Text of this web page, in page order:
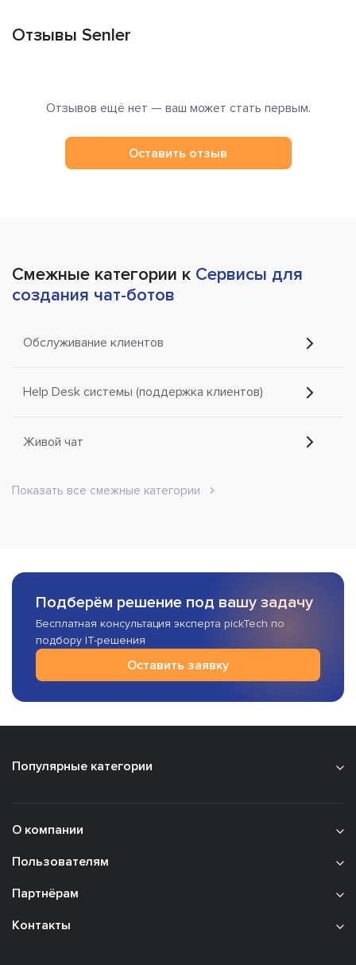
Отзывы Senler
Отзывов ещё нет — ваш может стать первым.
Оставить отзыв
Смежные категории к Сервисы для
создания чат-ботов
Обслуживание клиентов
Help Desk системы (поддержка клиентов)
Живой чат
Показать все смежные категории
Подберём решение под вашу задачу
Бесплатная консультация эксперта pickTech по
подбору IT-решения
Оставить заявку
Популярные категории
О компании
Пользователям
Партнёрам
Контакты